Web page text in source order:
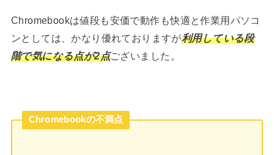
Chromebookは値段も安価で動作も快適と作業用パソコ
ンとしては、かなり優れておりますが利用している段
階で気になる点が2点ございました。
Chromebookの不満点